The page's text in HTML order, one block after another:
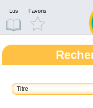
Lus Favoris